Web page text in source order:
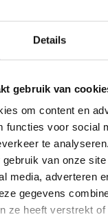
Details
gebruik van
om content en
functies voor social
te
van onze
media, adverteren
gegevens
ze heeft verstrekt
Sophi?
je de artikelen,
als favoriet hebt
voor een